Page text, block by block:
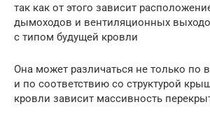
так как от этого зависит
дымоходов и вентиляционных
с типом будущей кровли
Она может различаться не только по
и по соответствию со структурой
кровли зависит массивность